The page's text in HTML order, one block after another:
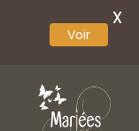
Voile
Voir
X